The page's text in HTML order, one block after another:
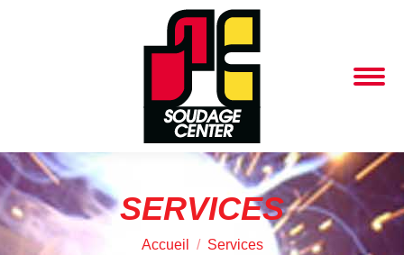
SERVICES
Vous êtes ici :
Accueil Services